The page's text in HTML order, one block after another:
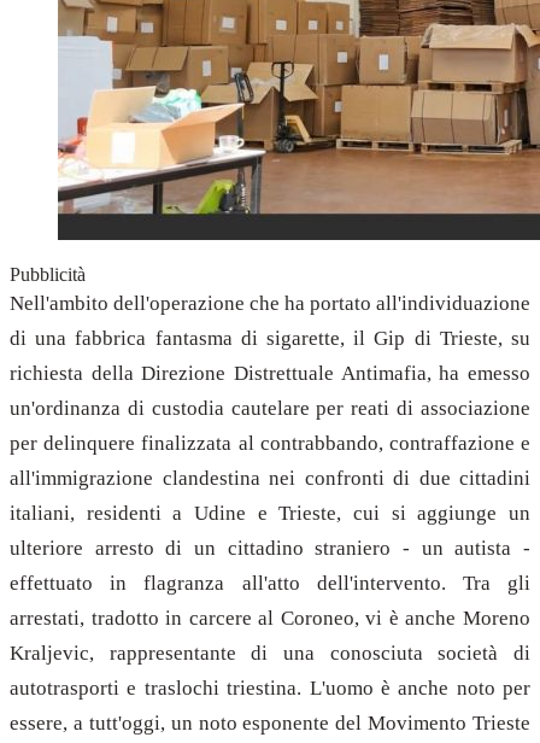
Pubblicità
Nell'ambito dell'operazione che ha portato all'individuazione
di una fabbrica fantasma di sigarette, il Gip di Trieste, su
richiesta della Direzione Distrettuale Antimafia, ha emesso
un'ordinanza di custodia cautelare per reati di associazione
per delinquere finalizzata al contrabbando, contraffazione e
all'immigrazione clandestina nei confronti di due cittadini
italiani, residenti a Udine e Trieste, cui si aggiunge un
ulteriore arresto di un cittadino straniero - un autista -
effettuato in flagranza all'atto dell'intervento. Tra gli
arrestati, tradotto in carcere al Coroneo, vi è anche Moreno
Kraljevic, rappresentante di una conosciuta società di
autotrasporti e traslochi triestina. L'uomo è anche noto per
essere, a tutt'oggi, un noto esponente del Movimento Trieste